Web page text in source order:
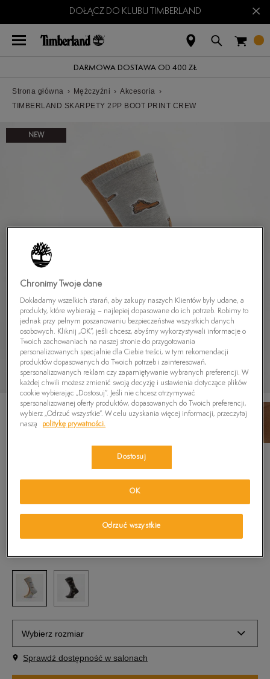
DOŁĄCZ DO KLUBU TIMBERLAND ×
DARMOWA DOSTAWA OD 400 ZŁ
Strona główna › Mężczyźni › Akcesoria ›
TIMBERLAND SKARPETY 2PP BOOT PRINT CREW
NEW
TIMBERLAND SKARPETY 2PP BOOT PRINT
139,99zł
Wybierz rozmiar
Rozmiary EU
Sprawdź dostępność w salonach
Chronimy Twoje dane
Dokładamy wszelkich starań, aby zakupy naszych Klientów były udane, a
produkty, które wybierają – najlepiej dopasowane do ich potrzeb. Robimy to
jednak przy pełnym poszanowaniu bezpieczeństwa wszystkich danych
osobowych. Kliknij „OK”, jeśli chcesz, abyśmy wykorzystywali informacje o
Twoich zachowaniach na naszej stronie do przygotowania
personalizowanych specjalnie dla Ciebie treści, w tym rekomendacji
produktów dopasowanych do Twoich potrzeb i zainteresowań,
spersonalizowanych reklam czy zapamiętywanie wybranych preferencji. W
każdej chwili możesz zmienić swoją decyzję i ustawienia dotyczące plików
cookie wybierając „Dostosuj”. Jeśli nie chcesz otrzymywać
spersonalizowanej oferty produktów, dopasowanych do Twoich preferencji,
wybierz „Odrzuć wszystkie”. W celu uzyskania więcej informacji, przeczytaj
naszą
politykę prywatności.
Dostosuj
Odrzuć wszystkie
OK